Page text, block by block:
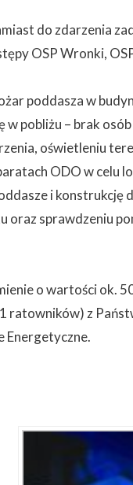
do zdarzenia
OSP Wronki,
poddasza w
w pobliżu – brak
oświetleniu
ODO w celu
i konstrukcję
oraz sprawdzeniu
o wartości ok.
ratowników) z
Energetyczne.